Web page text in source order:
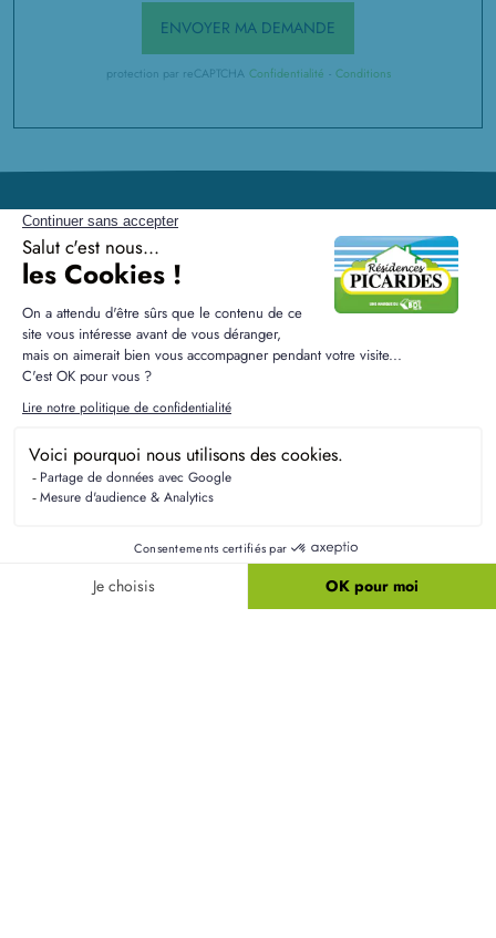
ENVOYER MA DEMANDE
protection par reCAPTCHA Confidentialité - Conditions
Résidences Picardes est le 1er constructeur régional de
Liens utiles
Nos terrains
Nos maisons + terrains